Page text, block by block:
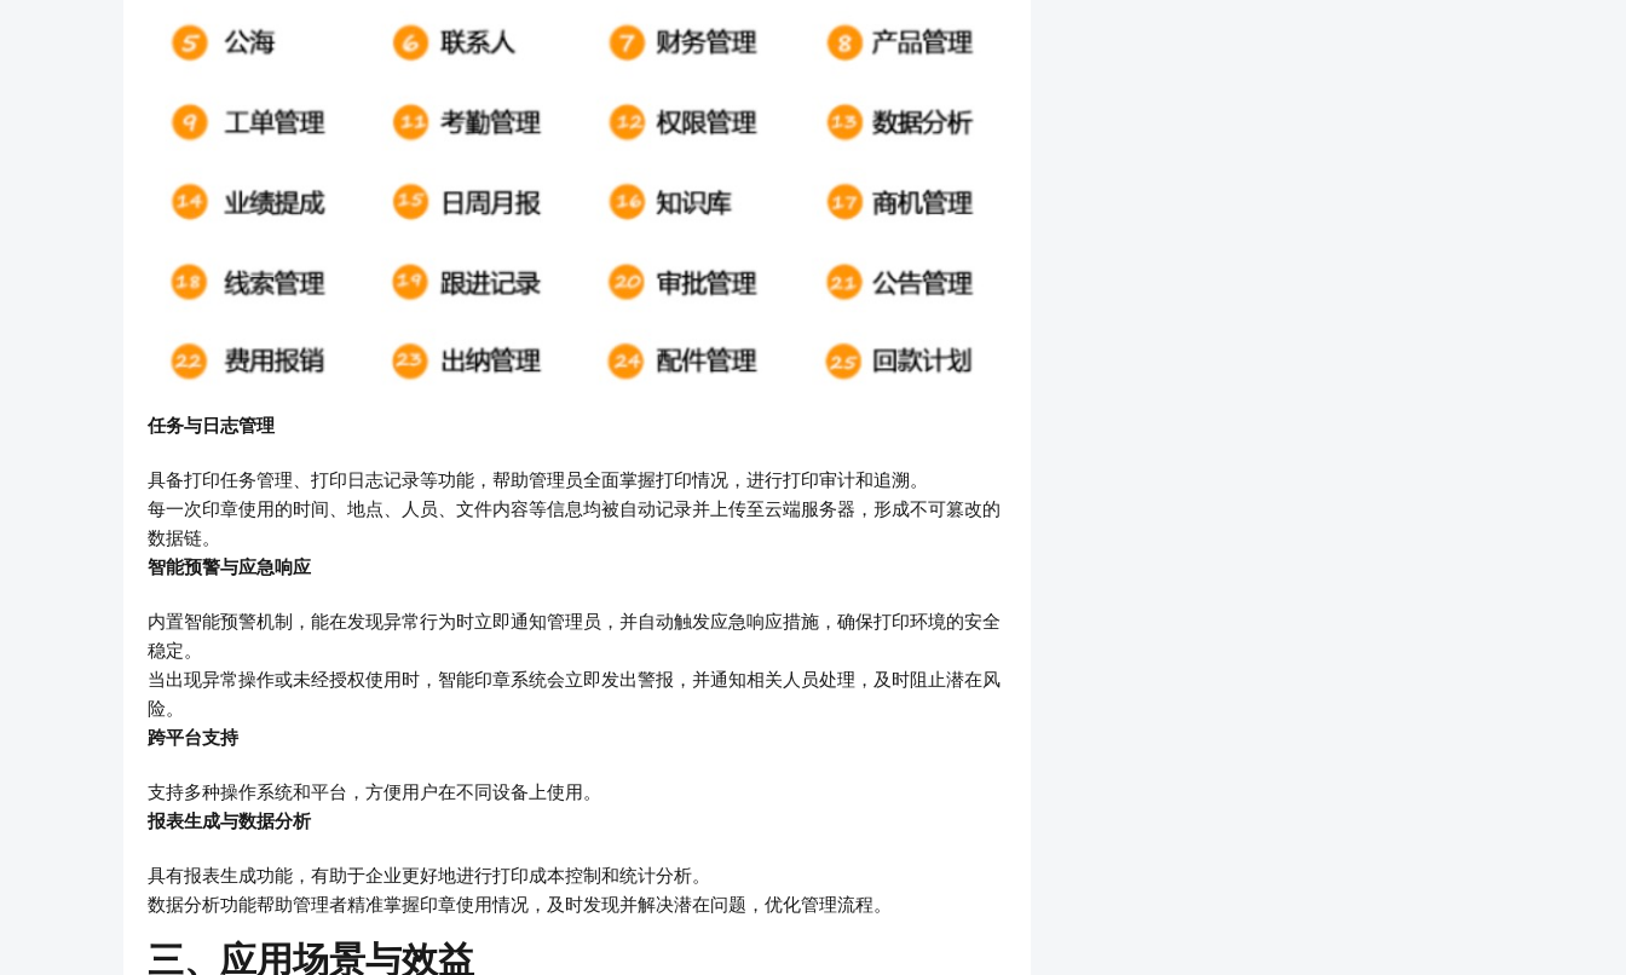
任务与日志管理
具备打印任务管理、打印日志记录等功能，帮助管理员全面掌握打印情况，进行打印审计和追溯。
每一次印章使用的时间、地点、人员、文件内容等信息均被自动记录并上传至云端服务器，形成不可篡改的
数据链。
智能预警与应急响应
内置智能预警机制，能在发现异常行为时立即通知管理员，并自动触发应急响应措施，确保打印环境的安全
稳定。
当出现异常操作或未经授权使用时，智能印章系统会立即发出警报，并通知相关人员处理，及时阻止潜在风
险。
跨平台支持
支持多种操作系统和平台，方便用户在不同设备上使用。
报表生成与数据分析
具有报表生成功能，有助于企业更好地进行打印成本控制和统计分析。
数据分析功能帮助管理者精准掌握印章使用情况，及时发现并解决潜在问题，优化管理流程。
三、应用场景与效益